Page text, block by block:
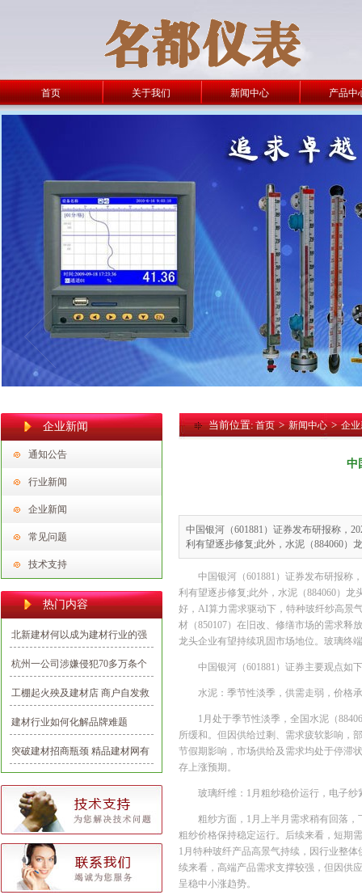
首页 关于我们 新闻中心 产品中
企业新闻
通知公告
行业新闻
企业新闻
常见问题
技术支持
热门内容
北新建材何以成为建材行业的强
势民族品牌？
杭州一公司涉嫌侵犯70多万条个
人信息，多为向业主推销建材
工棚起火殃及建材店 商户自发救
援避免损失
建材行业如何化解品牌难题
突破建材招商瓶颈 精品建材网有
一套
当前位置:首页>新闻中心>企
中
中国银河（601881）证券发布研报称，
利有望逐步修复;此外，水泥（884060）
中国银河（601881）证券发布研报称
利有望逐步修复;此外，水泥（884060）
好，AI算力需求驱动下，特种玻纤纱高景
材（850107）在旧改、修缮市场的需求释
龙头企业有望持续巩固市场地位。玻璃终
中国银河（601881）证券主要观点如
水泥：季节性淡季，供需走弱，价格
1月处于季节性淡季，全国水泥（
所缓和。但因供给过剩、需求疲软影响，
节假期影响，市场供给及需求均处于停滞
存上涨预期。
玻璃纤维：1月粗纱稳价运行，电子纱
粗纱方面，1月上半月需求稍有回落
粗纱价格保持稳定运行。后续来看，短期
1月特种玻纤产品高景气持续，因行业整
续来看，高端产品需求支撑较强，但因供
呈稳中小涨趋势。